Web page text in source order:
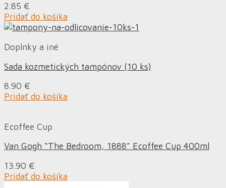
2.85 €
Pridať do košíka
Doplnky a iné
Sada kozmetických tampónov (10 ks)
8.90 €
Pridať do košíka
Ecoffee Cup
Van Gogh “The Bedroom, 1888” Ecoffee Cup 400ml
13.90 €
Pridať do košíka